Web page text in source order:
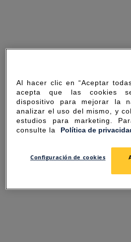
SORRY
Al hacer clic en “Aceptar
acepta que las cookies
dispositivo para mejorar la
analizar el uso del mismo, y
estudios para marketing.
consulte la Política de
Configuración de cookies